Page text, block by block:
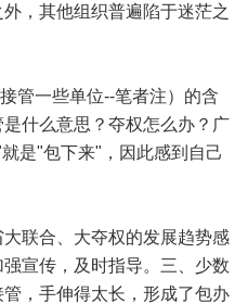
，其他组织普遍陷于迷茫之
管一些单位--笔者注）的含
什么意思？夺权怎么办？广
是"包下来"，因此感到自己
联合、大夺权的发展趋势感
宣传，及时指导。三、少数
，手伸得太长，形成了包办